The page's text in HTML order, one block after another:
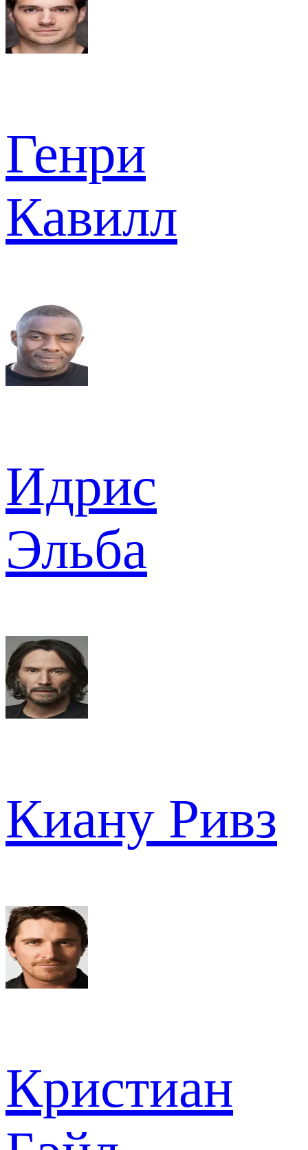
Генри
Кавилл
Идрис
Эльба
Киану Ривз
Кристиан